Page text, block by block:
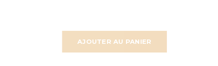
AJOUTER AU PANIER